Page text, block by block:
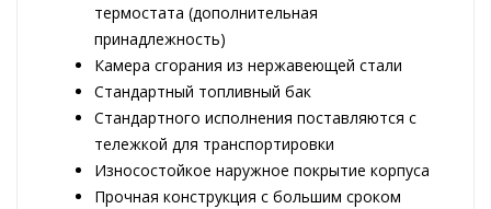
термостата (дополнительная
принадлежность)
Камера сгорания из нержавеющей стали
Стандартный топливный бак
Стандартного исполнения поставляются с
тележкой для транспортировки
Износостойкое наружное покрытие корпуса
Прочная конструкция с большим сроком